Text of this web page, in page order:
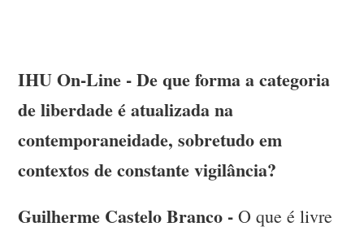
IHU On-Line - De que forma a categoria
de liberdade é atualizada na
contemporaneidade, sobretudo em
contextos de constante vigilância?
Guilherme Castelo Branco -O que é livre